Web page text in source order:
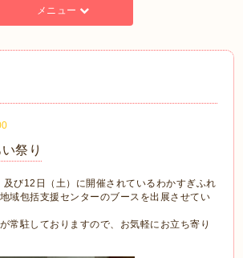
メニュー
祭り
び12日（土）に開催されているわかすぎふれ
域包括支援センターのブースを出展させてい
常駐しておりますので、お気軽にお立ち寄り